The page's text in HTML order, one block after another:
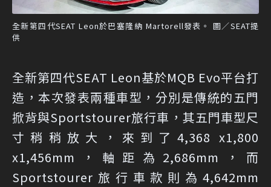
全新第四代SEAT Leon於巴塞隆納 Martorell發表。 圖／SEAT提
供
全新第四代SEAT Leon基於MQB Evo平台打
造，本次發表兩種車型，分別是傳統的五門
掀背與Sportstourer旅行車，其五門車型尺
寸稍稍放大，來到了4,368 x1,800
x1,456mm，軸距為2,686mm，而
Sportstourer旅行車款則為4,642mm